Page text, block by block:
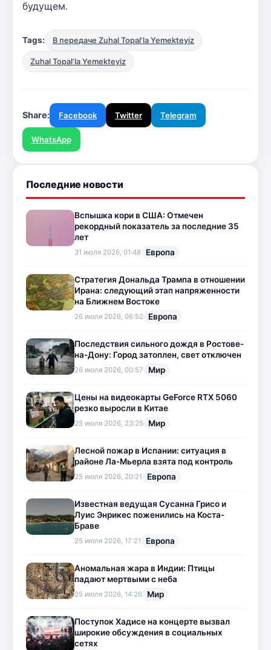
будущем.
Tags: В передаче Zuhal Topal’la Yemekteyiz
Zuhal Topal’la Yemekteyiz
Share: Facebook Twitter Telegram
WhatsApp
Последние новости
Вспышка кори в США: Отмечен
рекордный показатель за последние 35
лет
31 июля 2026, 01:48 Европа
Стратегия Дональда Трампа в отношении
Ирана: следующий этап напряженности
на Ближнем Востоке
26 июля 2026, 06:52 Европа
Последствия сильного дождя в Ростове-
на-Дону: Город затоплен, свет отключен
26 июля 2026, 00:57 Мир
Цены на видеокарты GeForce RTX 5060
резко выросли в Китае
25 июля 2026, 23:25 Мир
Лесной пожар в Испании: ситуация в
районе Ла-Мьерла взята под контроль
25 июля 2026, 20:21 Европа
Известная ведущая Сусанна Грисо и
Луис Энрикес поженились на Коста-
Браве
25 июля 2026, 17:21 Европа
Аномальная жара в Индии: Птицы
падают мертвыми с неба
25 июля 2026, 14:26 Мир
Поступок Хадисе на концерте вызвал
широкие обсуждения в социальных
сетях